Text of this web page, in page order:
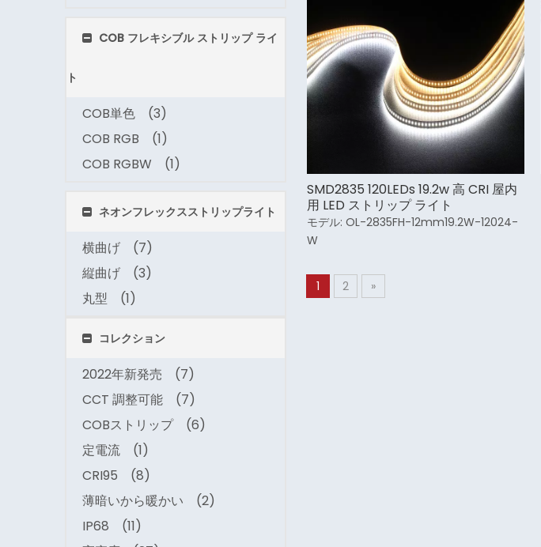
COB フレキシブル ストリップ ライ
ト
COB単色
(3)
COB RGB
(1)
COB RGBW
(1)
ネオンフレックスストリップライト
横曲げ
(7)
縦曲げ
(3)
丸型
(1)
コレクション
2022年新発売
(7)
CCT 調整可能
(7)
COBストリップ
(6)
定電流
(1)
CRI95
(8)
薄暗いから暖かい
(2)
IP68
(11)
SMD2835 120LEDs 19.2w 高 CRI 屋内
用 LED ストリップ ライト
モデル: OL-2835FH-12mm19.2W-12024-
W
1 2 »